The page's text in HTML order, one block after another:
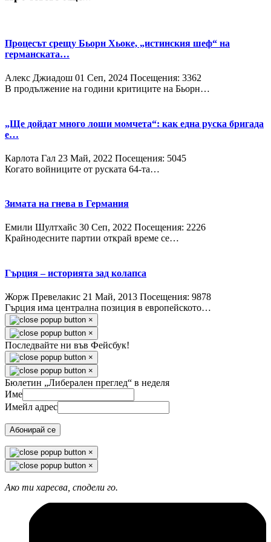
Процесът срещу Бьорн Хьоке, „истинския шеф“ на
германската…
Алекс Джиадош 01 Сeп, 2024 Посещения: 3362
В продължение на години критиците на Бьорн…
„Ще дойдат много лоши момчета“: как една руска бригада
е…
Карлота Гал 23 Май, 2022 Посещения: 5045
Когато войниците от руската 64-та…
Зимата на гнева в Германия
Емили Шултхайс 30 Сeп, 2022 Посещения: 2226
Крайнодесните партии открай време се…
Гърция – историята зад колапса
Жорж Превелакис 21 Май, 2013 Посещения: 9878
Гърция има централна позиция в европейското…
×
×
Последвайте ни във Фейсбук!
×
×
Бюлетин „Либерален преглед“ в неделя
Име
Имейл адрес
Абонирай се
×
×
Ако ти харесва, сподели го.